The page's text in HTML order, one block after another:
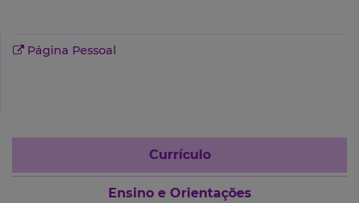
Página Pessoal
Currículo
Ensino e Orientações